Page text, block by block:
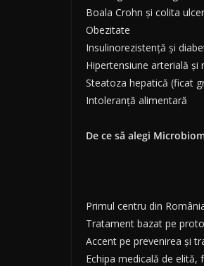
Boala Crohn și colita
Obezitate
Insulinorezistență și
Hipertensiune arterială și
Steatoza hepatică (ficat
Intoleranță alimentară
De ce să alegi
Primul centru din
Tratament bazat pe
Accent pe prevenirea și
Echipa medicală de